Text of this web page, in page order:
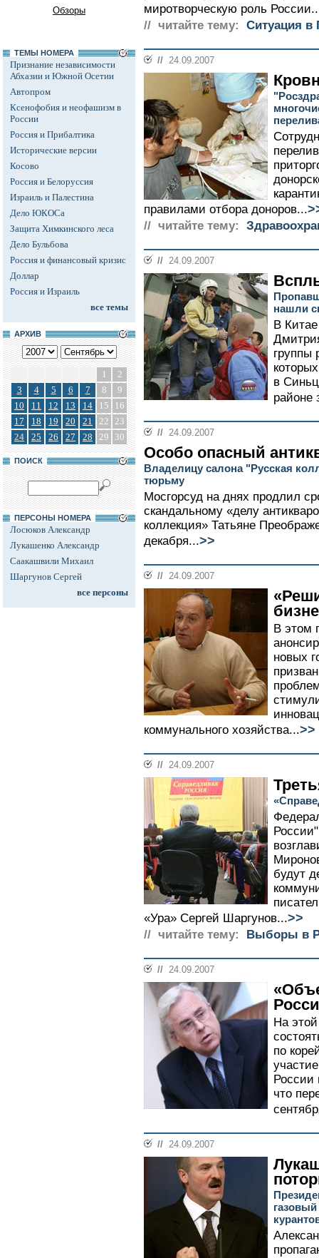
Обзоры
ТЕМЫ НОМЕРА
Признание независимости
Абхазии и Южной Осетии
Автопром
Ксенофобия и неофашизм в
России
Россия и Прибалтика
Исторические версии
Косово
Россия и Белоруссия
Израиль и Палестина
Дело ЮКОСа
Защита Химкинского леса
Дело Бульбова
Россия и финансовый кризис
Доллар
Россия и Израиль
все темы
АРХИВ
1
2
3
4 5 6 7 8
9
10
11 12 13 14 15
16
17
18 19 20 21 22 23
24
25 26 27 28 29 30
ПОИСК
ПЕРСОНЫ НОМЕРА
Лосюков Александр
Лукашенко Александр
Саакашвили Михаил
Шаргунов Сергей
все персоны
миротворческую роль
// читайте тему:
Ситуация в
// 24.09.2007
правилами отбора доноров...
// читайте тему:
// 24.09.2007
нашли
В
группы
в
районе
// 24.09.2007
Особо опасный
Владелицу салона "Русская
тюрьму
Мосгорсуд на днях продлил
скандальному «делу
коллекция» Татьяне
декабря...>>
// 24.09.2007
В этом
новых
коммунального хозяйства...>>
// 24.09.2007
будут
«Ура» Сергей Шаргунов...>>
// читайте тему: Выборы в
// 24.09.2007
На
по
что
// 24.09.2007